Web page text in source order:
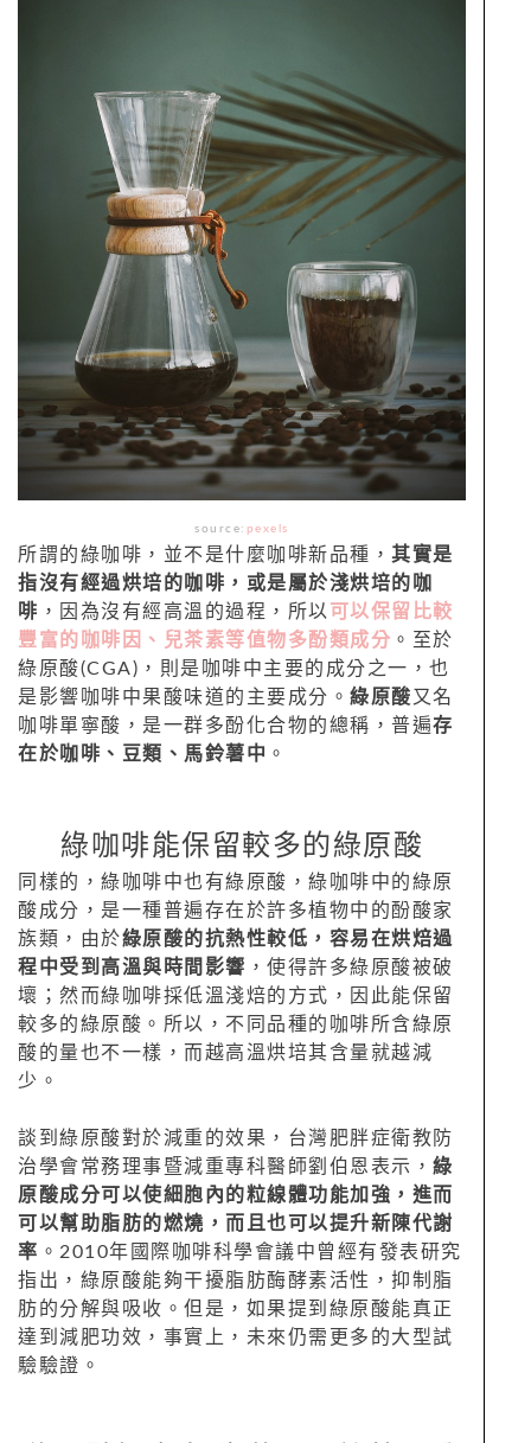
source: pexels
所謂的綠咖啡，並不是什麼咖啡新品種， 其實是
指沒有經過烘培的咖啡，或是屬於淺烘培的咖
啡 ，因為沒有經高溫的過程，所以 可以保留比較
豐富的咖啡因、兒茶素等值物多酚類成分 。至於
綠原酸(CGA)，則是咖啡中主要的成分之一，也
是影響咖啡中果酸味道的主要成分。 綠原酸 又名
咖啡單寧酸，是一群多酚化合物的總稱，普遍存
在於咖啡、豆類、馬鈴薯中 。
綠咖啡能保留較多的綠原酸
同樣的，綠咖啡中也有綠原酸，綠咖啡中的綠原
酸成分，是一種普遍存在於許多植物中的酚酸家
族類，由於綠原酸的抗熱性較低，容易在烘焙過
程中受到高溫與時間影響 ，使得許多綠原酸被破
壞；然而綠咖啡採低溫淺焙的方式，因此能保留
較多的綠原酸。所以，不同品種的咖啡所含綠原
酸的量也不一樣，而越高溫烘培其含量就越減
少。
談到綠原酸對於減重的效果，台灣肥胖症衛教防
治學會常務理事暨減重專科醫師劉伯恩表示， 綠
原酸成分可以使細胞內的粒線體功能加強，進而
可以幫助脂肪的燃燒，而且也可以提升新陳代謝
率 。2010年國際咖啡科學會議中曾經有發表研究
指出，綠原酸能夠干擾脂肪酶酵素活性，抑制脂
肪的分解與吸收。但是，如果提到綠原酸能真正
達到減肥功效，事實上，未來仍需更多的大型試
驗驗證。